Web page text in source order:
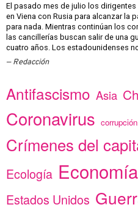
El pasado mes de julio los
en Viena con Rusia para alcanzar la
para nada. Mientras continúan los
las cancillerías buscan salir de una
cuatro años. Los estadounidenses
Redacción
Antifascismo Asia
Coronavirus corrupción
Crímenes del
Ecología
Estados Unidos